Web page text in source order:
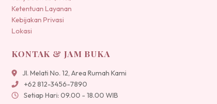
Ketentuan Layanan
Kebijakan Privasi
Lokasi
KONTAK & JAM BUKA
Jl. Melati No. 12, Area Rumah Kami
+62 812-3456-7890
Setiap Hari: 09.00 - 18.00 WIB